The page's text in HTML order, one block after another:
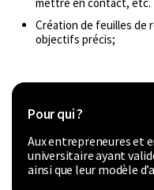
Création de feuilles de
objectifs précis;
Pour qui ?
Aux entrepreneures et
universitaire ayant
ainsi que leur modèle